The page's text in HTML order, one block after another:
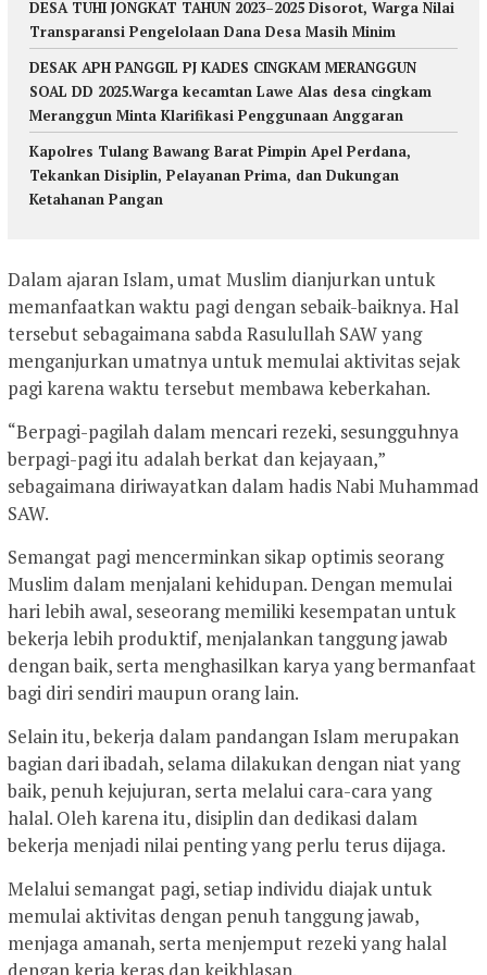
DESA TUHI JONGKAT TAHUN 2023–2025 Disorot, Warga Nilai
Transparansi Pengelolaan Dana Desa Masih Minim
DESAK APH PANGGIL PJ KADES CINGKAM MERANGGUN
SOAL DD 2025.Warga kecamtan Lawe Alas desa cingkam
Meranggun Minta Klarifikasi Penggunaan Anggaran
Kapolres Tulang Bawang Barat Pimpin Apel Perdana,
Tekankan Disiplin, Pelayanan Prima, dan Dukungan
Ketahanan Pangan
Dalam ajaran Islam, umat Muslim dianjurkan untuk
memanfaatkan waktu pagi dengan sebaik-baiknya. Hal
tersebut sebagaimana sabda Rasulullah SAW yang
menganjurkan umatnya untuk memulai aktivitas sejak
pagi karena waktu tersebut membawa keberkahan.
“Berpagi-pagilah dalam mencari rezeki, sesungguhnya
berpagi-pagi itu adalah berkat dan kejayaan,”
sebagaimana diriwayatkan dalam hadis Nabi Muhammad
SAW.
Semangat pagi mencerminkan sikap optimis seorang
Muslim dalam menjalani kehidupan. Dengan memulai
hari lebih awal, seseorang memiliki kesempatan untuk
bekerja lebih produktif, menjalankan tanggung jawab
dengan baik, serta menghasilkan karya yang bermanfaat
bagi diri sendiri maupun orang lain.
Selain itu, bekerja dalam pandangan Islam merupakan
bagian dari ibadah, selama dilakukan dengan niat yang
baik, penuh kejujuran, serta melalui cara-cara yang
halal. Oleh karena itu, disiplin dan dedikasi dalam
bekerja menjadi nilai penting yang perlu terus dijaga.
Melalui semangat pagi, setiap individu diajak untuk
memulai aktivitas dengan penuh tanggung jawab,
menjaga amanah, serta menjemput rezeki yang halal
dengan kerja keras dan keikhlasan.